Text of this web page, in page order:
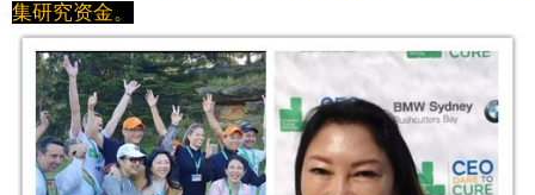
集研究资金。